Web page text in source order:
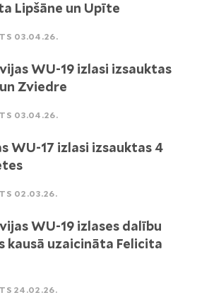
Lipšāne un Upīte
03.04.26.
WU-19 izlasi izsauktas
Zviedre
03.04.26.
WU-17 izlasi izsauktas 4
02.03.26.
WU-19 izlases dalību
kausā uzaicināta Felicita
24.02.26.